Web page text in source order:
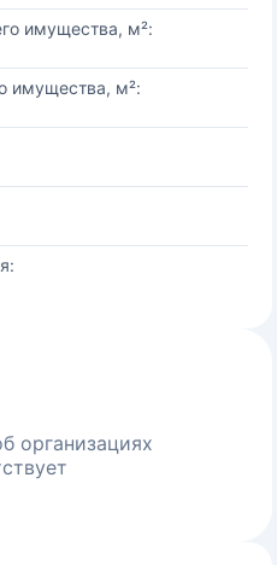
имущества, м²:
имущества, м²:
организациях